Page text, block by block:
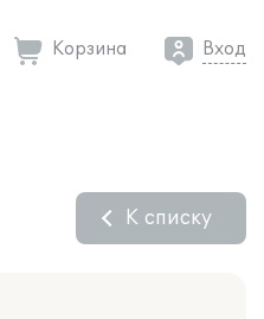
Корзина Вход
К списку